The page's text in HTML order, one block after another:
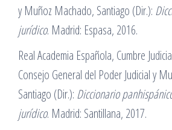
y Muñoz Machado, Santiago (Dir.):
jurídico. Madrid: Espasa, 2016.
Real Academia Española, Cumbre
Consejo General del Poder Judicial y
Santiago (Dir.): Diccionario
jurídico. Madrid: Santillana, 2017.